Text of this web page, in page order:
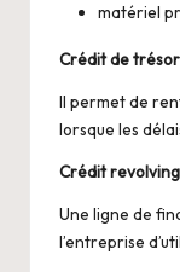
matériel
Crédit de
Il permet de
lorsque les
Crédit revolving
Une ligne de
l’entreprise